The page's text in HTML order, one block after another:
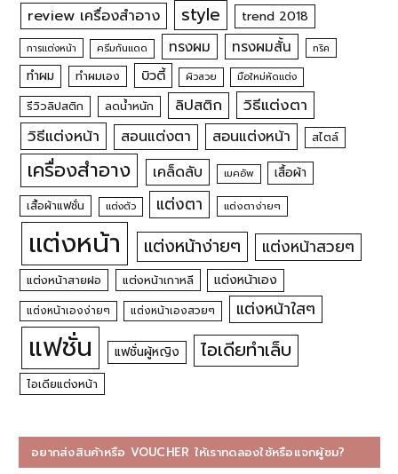
review เครื่องสำอาง style trend 2018
การแต่งหน้า ครีมกันแดด ทรงผม ทรงผมสั้น ทริค
ทำผม ทำผมเอง บิวตี้ ผิวสวย มือใหม่หัดแต่ง
รีวิวลิปสติก ลดน้ำหนัก ลิปสติก
วิธีแต่งตา
วิธีแต่งหน้า
สอนแต่งตา สอนแต่งหน้า สไตล์
เครื่องสำอาง เคล็ดลับ เมคอัพ เสื้อผ้า
เสื้อผ้าแฟชั่น แต่งตัว แต่งตา แต่งตาง่ายๆ
แต่งหน้า แต่งหน้าง่ายๆ แต่งหน้าสวยๆ
แต่งหน้าสายฝอ แต่งหน้าเกาหลี แต่งหน้าเอง
แต่งหน้าเองง่ายๆ แต่งหน้าเองสวยๆ แต่งหน้าใสๆ
แฟชั่น แฟชั่นผู้หญิง ไอเดียทำเล็บ
ไอเดียแต่งหน้า
อยากส่งสินค้าหรือ VOUCHER ให้เราทดลองใช้หรือแจกผู้ชม?